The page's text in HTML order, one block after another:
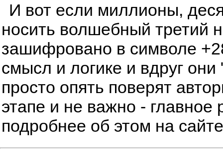
И вот если миллионы,
носить волшебный третий
зашифровано в символе
смысл и логике и вдруг
просто опять поверят
этапе и не важно - главное
подробнее об этом на